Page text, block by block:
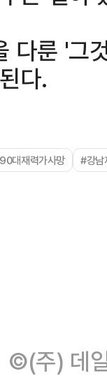
다룬 '그
다.
대재력가사망 #강남
©(주) 데